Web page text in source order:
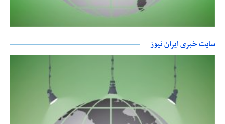
سایت خبری ایران نیوز